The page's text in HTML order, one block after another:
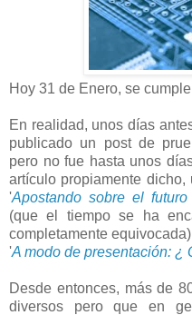
Hoy 31 de Enero, se
En realidad, unos días
publicado un post de
pero no fue hasta unos
artículo propiamente
'Apostando sobre el
(que el tiempo se ha
completamente
'A modo de presentación: ¿
Desde entonces, más de
diversos pero que en